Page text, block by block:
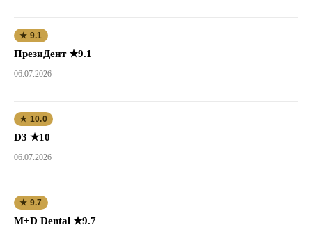
★ 9.1
ПрезиДент ★9.1
06.07.2026
★ 10.0
D3 ★10
06.07.2026
★ 9.7
M+D Dental ★9.7